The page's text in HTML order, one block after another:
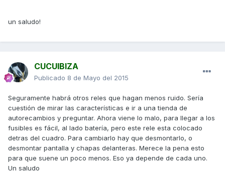
un saludo!
CUCUIBIZA
Publicado 8 de Mayo del 2015
Seguramente habrá otros reles que hagan menos ruido. Sería
cuestión de mirar las características e ir a una tienda de
autorecambios y preguntar. Ahora viene lo malo, para llegar a los
fusibles es fácil, al lado batería, pero este rele esta colocado
detras del cuadro. Para cambiarlo hay que desmontarlo, o
desmontar pantalla y chapas delanteras. Merece la pena esto
para que suene un poco menos. Eso ya depende de cada uno.
Un saludo